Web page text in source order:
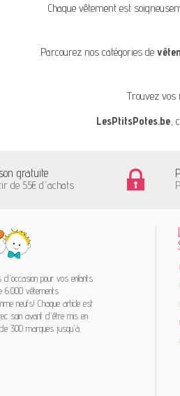
Chaque vêtement est
Parcourez nos catégories de
Trouvez
LesPtitsPotes.be,
gratuite
de 55€ d'achats
d'occasion pour vos enfants
vêtements
neufs! Chaque article est
soin avant d'être mis en
300 marques jusqu'à